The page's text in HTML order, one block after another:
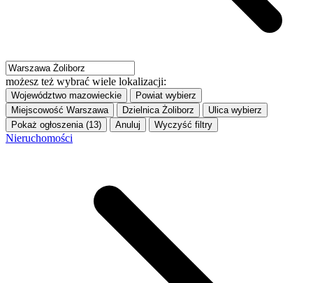
możesz też wybrać wiele lokalizacji:
Województwo mazowieckie Powiat wybierz
Miejscowość Warszawa Dzielnica Żoliborz Ulica wybierz
Pokaż ogłoszenia (13)
Anuluj Wyczyść filtry
Nieruchomości